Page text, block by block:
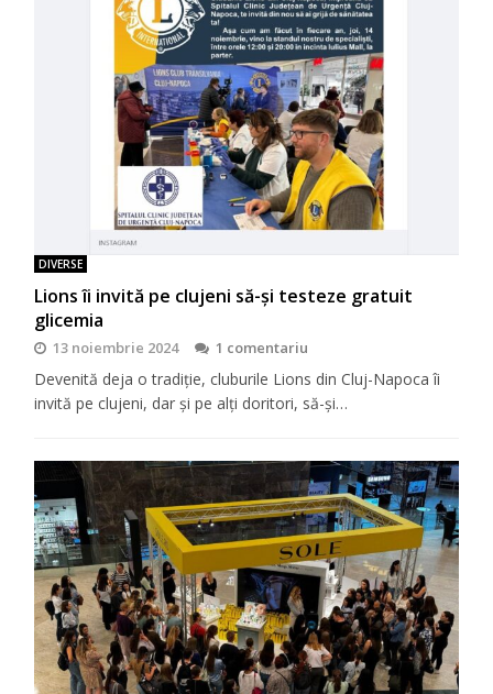
DIVERSE
Lions îi invită pe clujeni să-şi testeze gratuit
glicemia
13 noiembrie 2024 1 comentariu
Devenită deja o tradiţie, cluburile Lions din Cluj-Napoca îi
invită pe clujeni, dar şi pe alţi doritori, să-şi…